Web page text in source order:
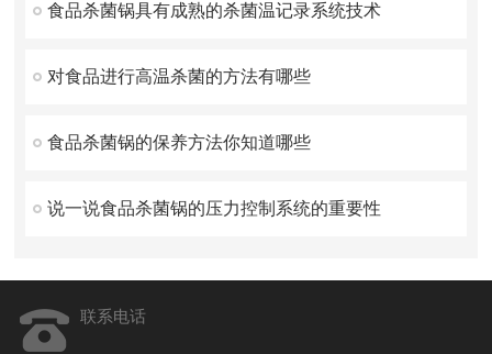
食品杀菌锅具有成熟的杀菌温记录系统技术
对食品进行高温杀菌的方法有哪些
食品杀菌锅的保养方法你知道哪些
说一说食品杀菌锅的压力控制系统的重要性
联系电话